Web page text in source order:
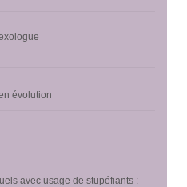
évolution
avec usage de stupéfiants :